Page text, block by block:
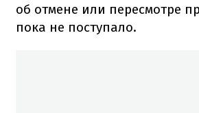
об отмене или пересмотре
пока не поступало.